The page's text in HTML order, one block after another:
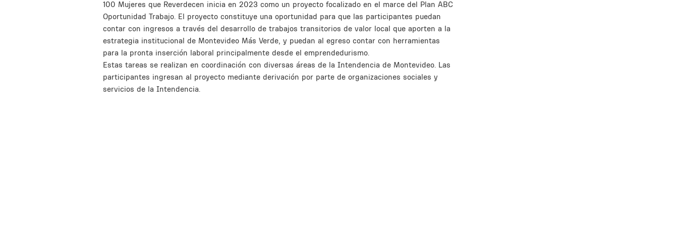
Description
100 Mujeres que Reverdecen inicia en 2023 como un proyecto focalizado en el marce del Plan ABC
Oportunidad Trabajo. El proyecto constituye una oportunidad para que las participantes puedan
contar con ingresos a través del desarrollo de trabajos transitorios de valor local que aporten a la
estrategia institucional de Montevideo Más Verde, y puedan al egreso contar con herramientas
para la pronta inserción laboral principalmente desde el emprendedurismo.
Estas tareas se realizan en coordinación con diversas áreas de la Intendencia de Montevideo. Las
participantes ingresan al proyecto mediante derivación por parte de organizaciones sociales y
servicios de la Intendencia.